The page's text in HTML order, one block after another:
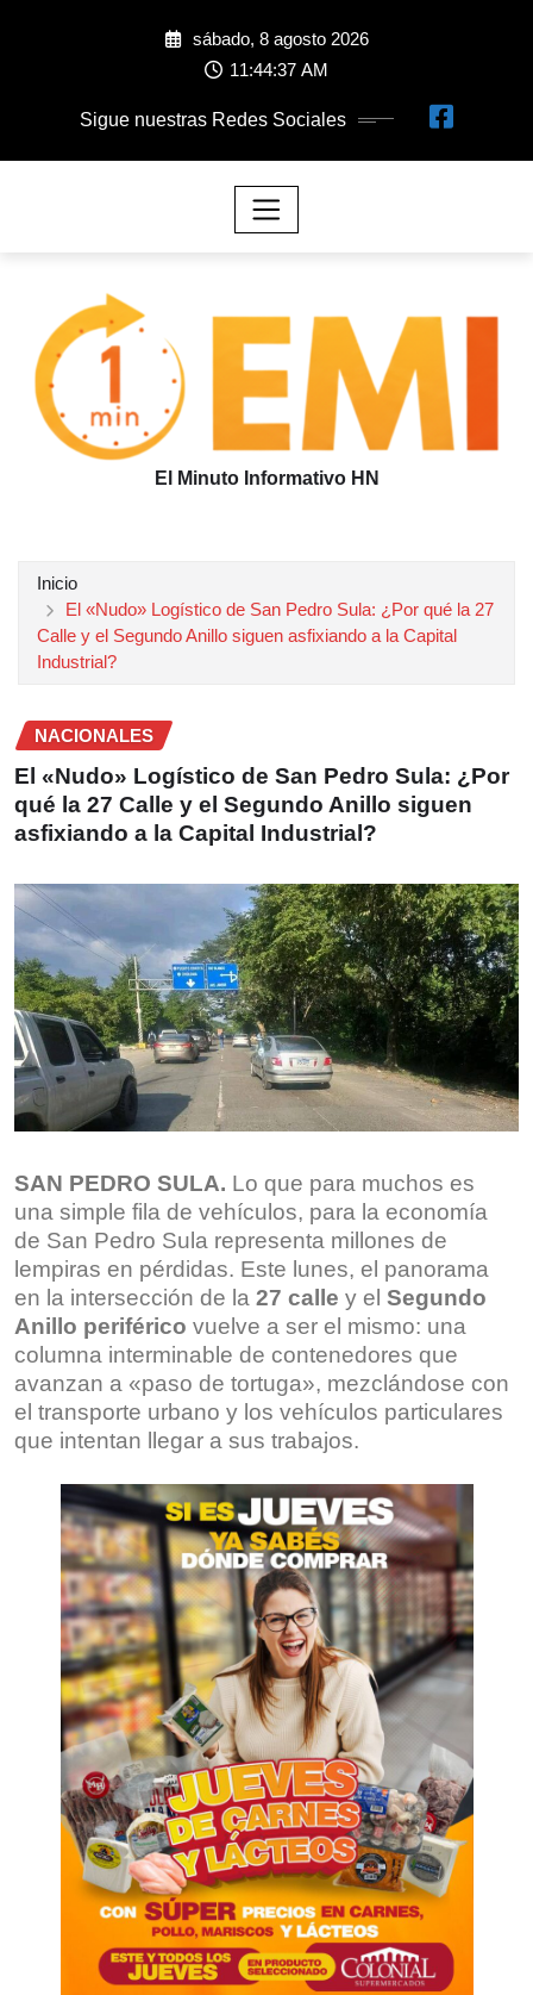
sábado, 8 agosto 2026
11:44:37 AM
Sigue nuestras Redes Sociales
El Minuto Informativo HN
Inicio
El «Nudo» Logístico de San Pedro Sula: ¿Por qué la 27
Calle y el Segundo Anillo siguen asfixiando a la Capital
Industrial?
NACIONALES
El «Nudo» Logístico de San Pedro Sula: ¿Por
qué la 27 Calle y el Segundo Anillo siguen
asfixiando a la Capital Industrial?
SAN PEDRO SULA. Lo que para muchos es
una simple fila de vehículos, para la economía
de San Pedro Sula representa millones de
lempiras en pérdidas. Este lunes, el panorama
en la intersección de la 27 calle y el Segundo
Anillo periférico vuelve a ser el mismo: una
columna interminable de contenedores que
avanzan a «paso de tortuga», mezclándose con
el transporte urbano y los vehículos particulares
que intentan llegar a sus trabajos.